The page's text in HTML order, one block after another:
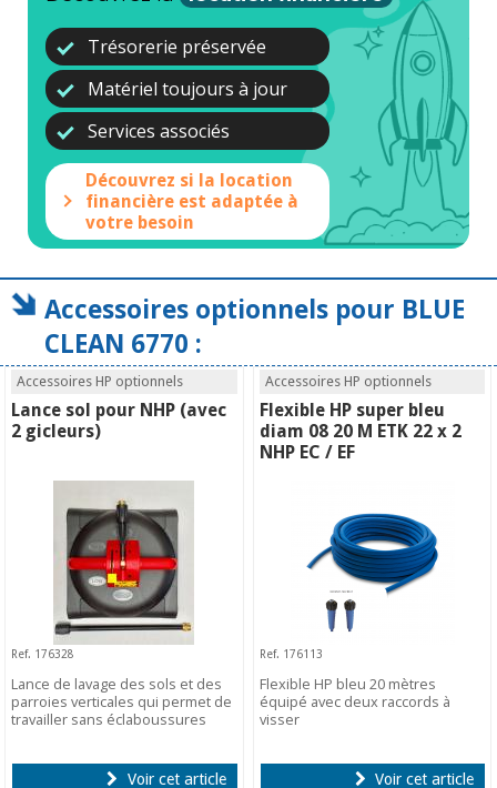
Trésorerie préservée
Matériel toujours à jour
Services associés
Découvrez si la location
financière est adaptée à
votre besoin
Accessoires optionnels pour BLUE
CLEAN 6770 :
Accessoires HP optionnels
Lance sol pour NHP (avec
2 gicleurs)
Ref. 176328
Lance de lavage des sols et des
parroies verticales qui permet de
travailler sans éclaboussures
Voir cet article
Accessoires HP optionnels
Flexible HP super bleu
diam 08 20 M ETK 22 x 2
NHP EC / EF
Ref. 176113
Flexible HP bleu 20 mètres
équipé avec deux raccords à
visser
Voir cet article